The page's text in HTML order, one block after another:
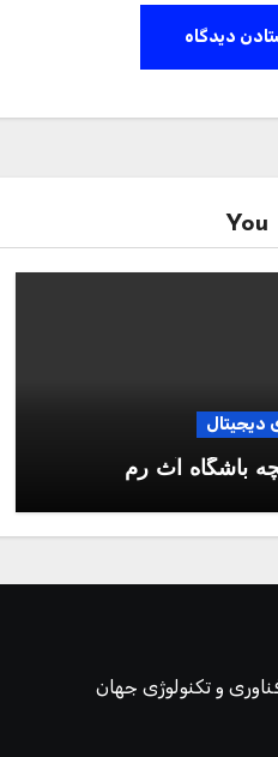
You
دیجیتال
باشگاه آث رم
و تکنولوژی جهان